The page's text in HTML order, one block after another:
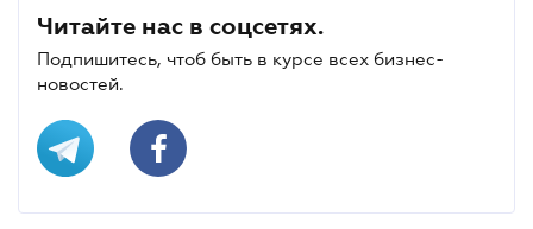
Читайте нас в соцсетях.
Подпишитесь, чтоб быть в курсе всех бизнес-
новостей.